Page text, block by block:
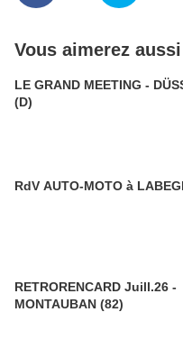
Vous aimerez aussi
LE GRAND MEETING -
(D)
RdV AUTO-MOTO à
RETRORENCARD Juill.26 -
MONTAUBAN (82)